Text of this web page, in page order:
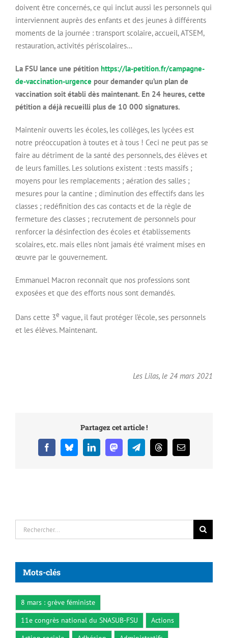
doivent être concernés, ce qui inclut aussi les personnels qui
interviennent auprès des enfants et des jeunes à différents
moments de la journée : transport scolaire, accueil, ATSEM,
restauration, activités périscolaires…
La FSU lance une pétition https://la-petition.fr/campagne-
de-vaccination-urgence pour demander qu’un plan de
vaccination soit établi dès maintenant. En 24 heures, cette
pétition a déjà recueilli plus de 10 000 signatures.
Maintenir ouverts les écoles, les collèges, les lycées est
notre préoccupation à toutes et à tous ! Ceci ne peut pas se
faire au détriment de la santé des personnels, des élèves et
de leurs familles. Les solutions existent : tests massifs ;
moyens pour les remplacements ; aération des salles ;
mesures pour la cantine ; diminution des effectifs dans les
classes ; redéfinition des cas contacts et de la règle de
fermeture des classes ; recrutement de personnels pour
renforcer la désinfection des écoles et établissements
scolaires, etc. mais elles n’ont jamais été vraiment mises en
œuvre par le gouvernement.
Emmanuel Macron reconnaît que nos professions sont
exposées et que des efforts nous sont demandés.
Dans cette 3e vague, il faut protéger l’école, ses personnels
et les élèves. Maintenant.
Les Lilas, le 24 mars 2021
Partagez cet article !
FacebookBlueskyLinkedInMastodonTelegramThreadsEmail
Rechercher:
Mots-clés
8 mars : grève féministe
11e congrès national du SNASUB-FSU
Actions